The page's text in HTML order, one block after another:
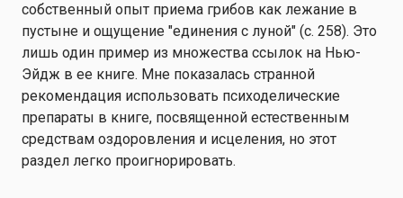
собственный опыт приема грибов как лежание в
пустыне и ощущение "единения с луной" (с. 258). Это
лишь один пример из множества ссылок на Нью-
Эйдж в ее книге. Мне показалась странной
рекомендация использовать психоделические
препараты в книге, посвященной естественным
средствам оздоровления и исцеления, но этот
раздел легко проигнорировать.